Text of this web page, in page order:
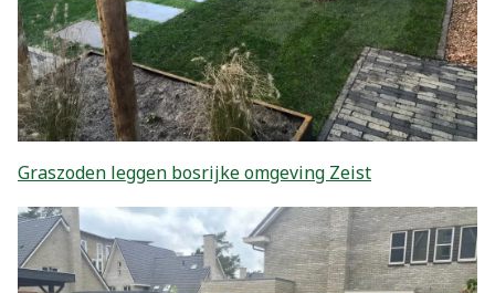
Graszoden leggen bosrijke omgeving Zeist